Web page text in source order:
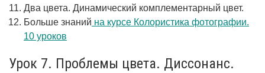
Два цвета. Динамический комплементарный цвет.
Больше знаний на курсе Колористика фотографии.
10 уроков
Урок 7. Проблемы цвета. Диссонанс.